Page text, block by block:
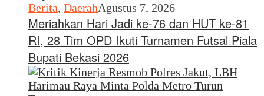
Berita, DaerahAgustus 7, 2026
Meriahkan Hari Jadi ke-76 dan HUT ke-81
RI, 28 Tim OPD Ikuti Turnamen Futsal Piala
Bupati Bekasi 2026